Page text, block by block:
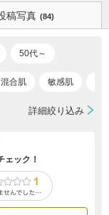
稿写真 (84)
50代～
混合肌 敏感肌
詳細絞り込み
ェック！